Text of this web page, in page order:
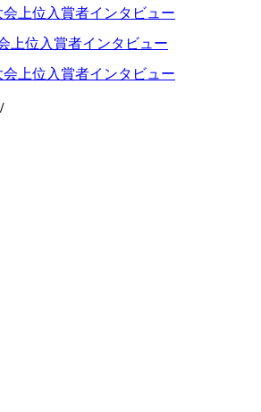
上位入賞者インタビュー
上位入賞者インタビュー
上位入賞者インタビュー